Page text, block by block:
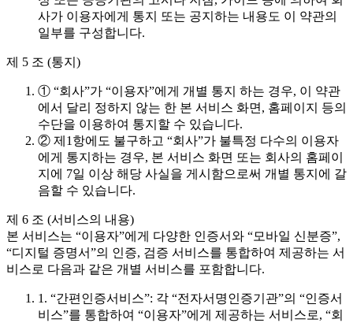
사가 이용자에게 통지 또는 공지하는 내용도 이 약관의
일부를 구성합니다.
제 5 조 (통지)
① “회사”가 “이용자”에게 개별 통지 하는 경우, 이 약관
에서 달리 정하지 않는 한 본 서비스 화면, 홈페이지 등의
수단을 이용하여 통지할 수 있습니다.
② 제1항에도 불구하고 “회사”가 불특정 다수의 이용자
에게 통지하는 경우, 본 서비스 화면 또는 회사의 홈페이
지에 7일 이상 해당 사실을 게시함으로써 개별 통지에 갈
음할 수 있습니다.
제 6 조 (서비스의 내용)
본 서비스는 “이용자”에게 다양한 인증서와 “모바일 신분증”,
“디지털 증명서”의 인증, 검증 서비스를 통합하여 제공하는 서
비스로 다음과 같은 개별 서비스를 포함합니다.
1. “간편인증서비스”: 각 “전자서명인증기관”의 “인증서
비스”를 통합하여 “이용자”에게 제공하는 서비스로, “회